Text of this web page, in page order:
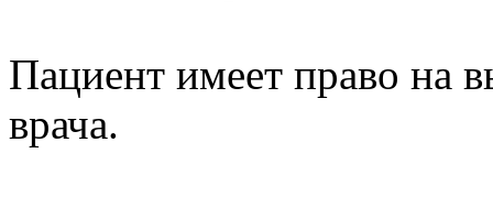
Пациент имеет право на
врача.